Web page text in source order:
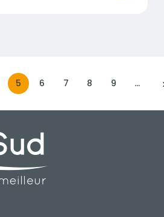
5 6 7 8 9 …